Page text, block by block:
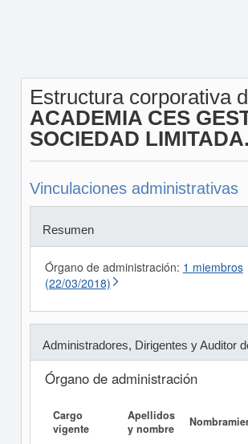
Estructura corporativa
ACADEMIA CES
SOCIEDAD LIMITADA.
Vinculaciones administrativas
Resumen
Órgano de administración: 1 miembros
(22/03/2018)
Administradores, Dirigentes y Auditor
Órgano de administración
Cargo
vigente
Apellidos
y nombre